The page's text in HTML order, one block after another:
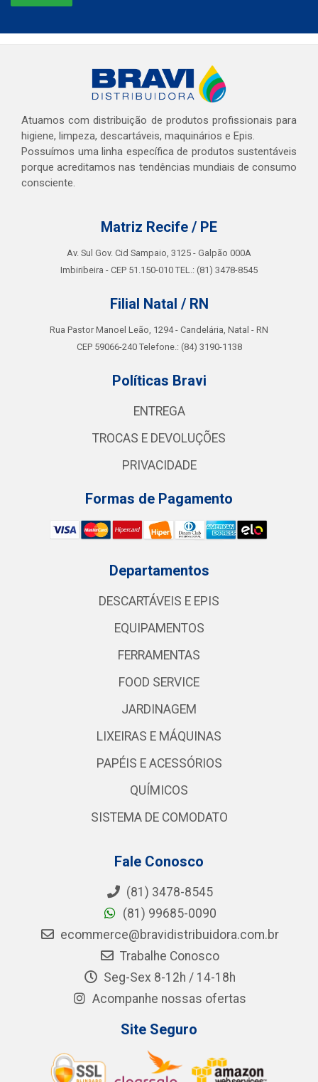
Atuamos com distribuição de produtos profissionais para
higiene, limpeza, descartáveis, maquinários e Epis.
Possuímos uma linha específica de produtos sustentáveis
porque acreditamos nas tendências mundiais de consumo
consciente.
Matriz Recife / PE
Av. Sul Gov. Cid Sampaio, 3125 - Galpão 000A
Imbiribeira - CEP 51.150-010 TEL.: (81) 3478-8545
Filial Natal / RN
Rua Pastor Manoel Leão, 1294 - Candelária, Natal - RN
CEP 59066-240 Telefone.: (84) 3190-1138
Políticas Bravi
ENTREGA
TROCAS E DEVOLUÇÕES
PRIVACIDADE
Formas de Pagamento
Departamentos
DESCARTÁVEIS E EPIS
EQUIPAMENTOS
FERRAMENTAS
FOOD SERVICE
JARDINAGEM
LIXEIRAS E MÁQUINAS
PAPÉIS E ACESSÓRIOS
QUÍMICOS
SISTEMA DE COMODATO
Fale Conosco
(81) 3478-8545
(81) 99685-0090
ecommerce@bravidistribuidora.com.br
Trabalhe Conosco
Seg-Sex 8-12h / 14-18h
Acompanhe nossas ofertas
Site Seguro